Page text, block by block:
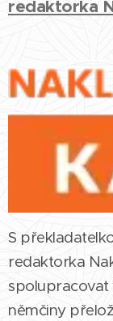
redaktorka
S
redaktorka
spolupracovat
němčiny